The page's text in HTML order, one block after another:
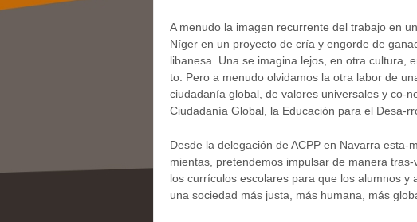
A menudo la imagen recurrente del trabajo en
Níger en un proyecto de cría y engorde de
libanesa. Una se imagina lejos, en otra cultura,
to. Pero a menudo olvidamos la otra labor de
ciudadanía global, de valores universales y co-
Ciudadanía Global, la Educación para el Desa-
Desde la delegación de ACPP en Navarra
mientas, pretendemos impulsar de manera
los currículos escolares para que los alumnos
una sociedad más justa, más humana, más